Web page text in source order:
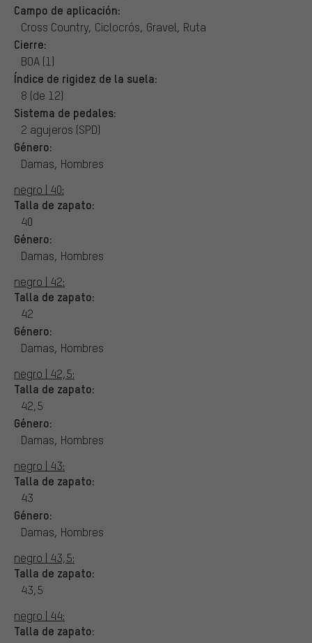
Campo de aplicación:
Cross Country, Ciclocrós, Gravel, Ruta
Cierre:
BOA (1)
Índice de rigidez de la suela:
8 (de 12)
Sistema de pedales:
2 agujeros (SPD)
Género:
Damas, Hombres
negro | 40:
Talla de zapato:
40
Género:
Damas, Hombres
negro | 42:
Talla de zapato:
42
Género:
Damas, Hombres
negro | 42,5:
Talla de zapato:
42,5
Género:
Damas, Hombres
negro | 43:
Talla de zapato:
43
Género:
Damas, Hombres
negro | 43,5:
Talla de zapato:
43,5
negro | 44:
Talla de zapato: